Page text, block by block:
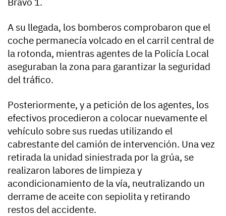
A su llegada, los bomberos comprobaron que el
coche permanecía volcado en el carril central de
la rotonda, mientras agentes de la Policía Local
aseguraban la zona para garantizar la seguridad
del tráfico.
Posteriormente, y a petición de los agentes, los
efectivos procedieron a colocar nuevamente el
vehículo sobre sus ruedas utilizando el
cabrestante del camión de intervención. Una vez
retirada la unidad siniestrada por la grúa, se
realizaron labores de limpieza y
acondicionamiento de la vía, neutralizando un
derrame de aceite con sepiolita y retirando
restos del accidente.